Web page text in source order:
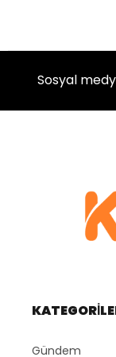
Sosyal
Gündem